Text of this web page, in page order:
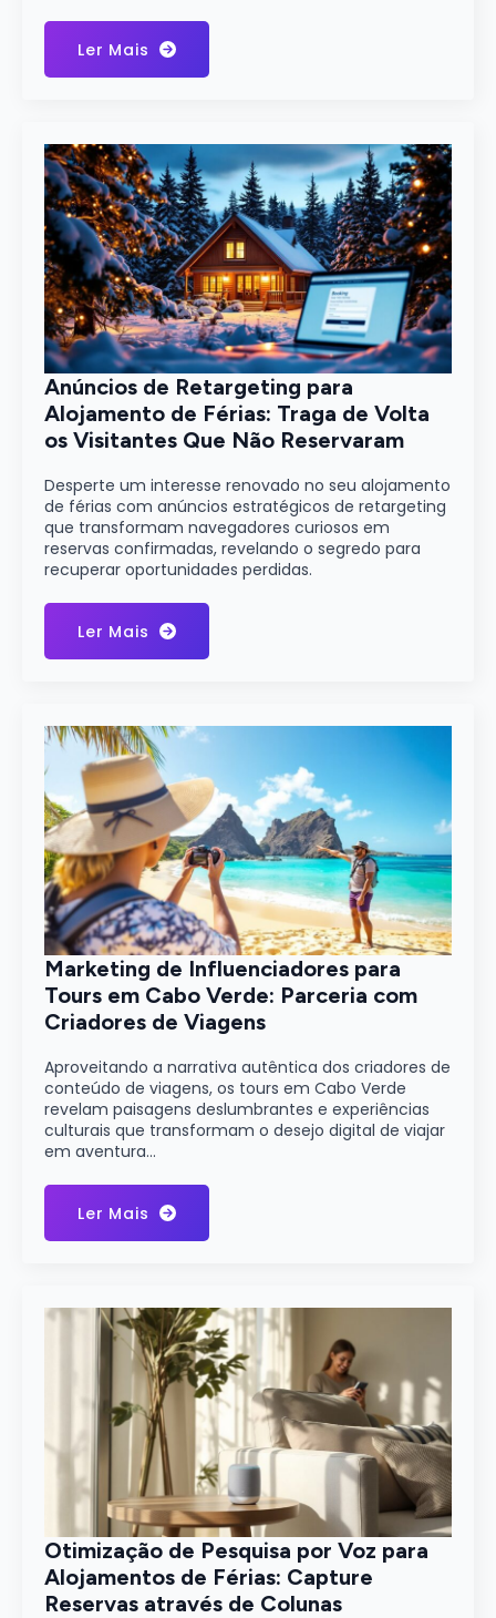
Ler Mais
Anúncios de Retargeting para
Alojamento de Férias: Traga de Volta
os Visitantes Que Não Reservaram
Desperte um interesse renovado no seu alojamento
de férias com anúncios estratégicos de retargeting
que transformam navegadores curiosos em
reservas confirmadas, revelando o segredo para
recuperar oportunidades perdidas.
Ler Mais
Marketing de Influenciadores para
Tours em Cabo Verde: Parceria com
Criadores de Viagens
Aproveitando a narrativa autêntica dos criadores de
conteúdo de viagens, os tours em Cabo Verde
revelam paisagens deslumbrantes e experiências
culturais que transformam o desejo digital de viajar
em aventura…
Ler Mais
Otimização de Pesquisa por Voz para
Alojamentos de Férias: Capture
Reservas através de Colunas